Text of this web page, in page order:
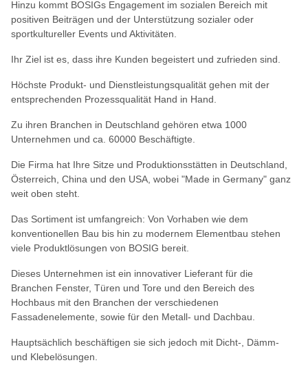
Hinzu kommt BOSIGs Engagement im sozialen Bereich mit
positiven Beiträgen und der Unterstützung sozialer oder
sportkultureller Events und Aktivitäten.
Ihr Ziel ist es, dass ihre Kunden begeistert und zufrieden sind.
Höchste Produkt- und Dienstleistungsqualität gehen mit der
entsprechenden Prozessqualität Hand in Hand.
Zu ihren Branchen in Deutschland gehören etwa 1000
Unternehmen und ca. 60000 Beschäftigte.
Die Firma hat Ihre Sitze und Produktionsstätten in Deutschland,
Österreich, China und den USA, wobei "Made in Germany" ganz
weit oben steht.
Das Sortiment ist umfangreich: Von Vorhaben wie dem
konventionellen Bau bis hin zu modernem Elementbau stehen
viele Produktlösungen von BOSIG bereit.
Dieses Unternehmen ist ein innovativer Lieferant für die
Branchen Fenster, Türen und Tore und den Bereich des
Hochbaus mit den Branchen der verschiedenen
Fassadenelemente, sowie für den Metall- und Dachbau.
Hauptsächlich beschäftigen sie sich jedoch mit Dicht-, Dämm-
und Klebelösungen.